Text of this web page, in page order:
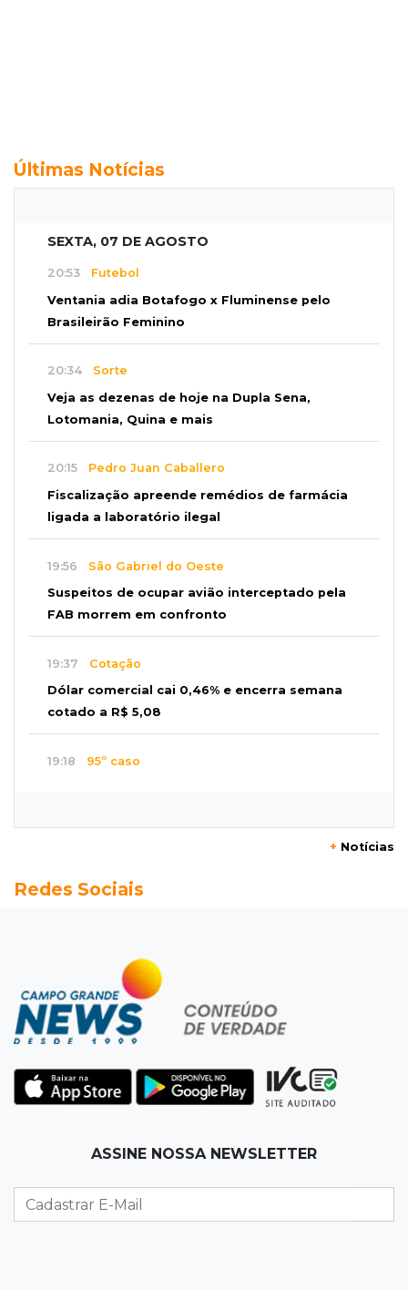
Últimas Notícias
SEXTA, 07 DE AGOSTO
20:53 Futebol
Ventania adia Botafogo x Fluminense pelo
Brasileirão Feminino
20:34 Sorte
Veja as dezenas de hoje na Dupla Sena,
Lotomania, Quina e mais
20:15 Pedro Juan Caballero
Fiscalização apreende remédios de farmácia
ligada a laboratório ilegal
19:56 São Gabriel do Oeste
Suspeitos de ocupar avião interceptado pela
FAB morrem em confronto
19:37 Cotação
Dólar comercial cai 0,46% e encerra semana
cotado a R$ 5,08
19:18 95º caso
Em MS, uma criança é registrada sem o nome
Decisão
Pantanal viaja para Goiás em busca de acesso
inédito à Série A2 feminina
Após chuva, despedida do "sextou" é com pôr
do sol que parece fogo
Nacional
+ Notícias
Redes Sociais
ASSINE NOSSA NEWSLETTER